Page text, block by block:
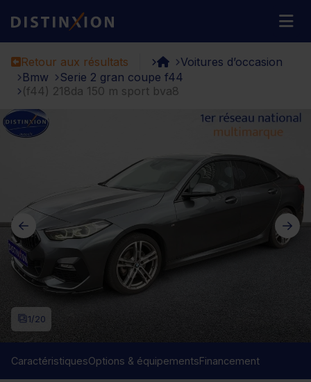
Distinxion
Retour aux résultats
Voitures d’occasion
Bmw
Serie 2 gran coupe f44
(f44) 218da 150 m sport bva8
1/20
CaractéristiquesOptions & équipementsFinancement